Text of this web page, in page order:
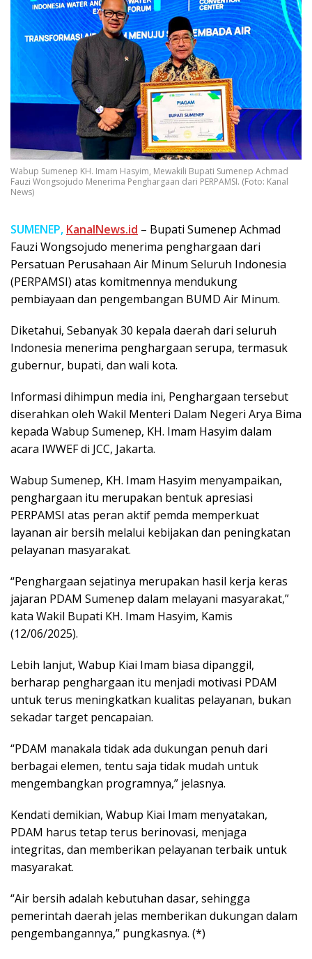
Wabup Sumenep KH. Imam Hasyim, Mewakili Bupati Sumenep Achmad
Fauzi Wongsojudo Menerima Penghargaan dari PERPAMSI. (Foto: Kanal
News)
SUMENEP, KanalNews.id – Bupati Sumenep Achmad
Fauzi Wongsojudo menerima penghargaan dari
Persatuan Perusahaan Air Minum Seluruh Indonesia
(PERPAMSI) atas komitmennya mendukung
pembiayaan dan pengembangan BUMD Air Minum.
Diketahui, Sebanyak 30 kepala daerah dari seluruh
Indonesia menerima penghargaan serupa, termasuk
gubernur, bupati, dan wali kota.
Informasi dihimpun media ini, Penghargaan tersebut
diserahkan oleh Wakil Menteri Dalam Negeri Arya Bima
kepada Wabup Sumenep, KH. Imam Hasyim dalam
acara IWWEF di JCC, Jakarta.
Wabup Sumenep, KH. Imam Hasyim menyampaikan,
penghargaan itu merupakan bentuk apresiasi
PERPAMSI atas peran aktif pemda memperkuat
layanan air bersih melalui kebijakan dan peningkatan
pelayanan masyarakat.
“Penghargaan sejatinya merupakan hasil kerja keras
jajaran PDAM Sumenep dalam melayani masyarakat,”
kata Wakil Bupati KH. Imam Hasyim, Kamis
(12/06/2025).
Lebih lanjut, Wabup Kiai Imam biasa dipanggil,
berharap penghargaan itu menjadi motivasi PDAM
untuk terus meningkatkan kualitas pelayanan, bukan
sekadar target pencapaian.
“PDAM manakala tidak ada dukungan penuh dari
berbagai elemen, tentu saja tidak mudah untuk
mengembangkan programnya,” jelasnya.
Kendati demikian, Wabup Kiai Imam menyatakan,
PDAM harus tetap terus berinovasi, menjaga
integritas, dan memberikan pelayanan terbaik untuk
masyarakat.
“Air bersih adalah kebutuhan dasar, sehingga
pemerintah daerah jelas memberikan dukungan dalam
pengembangannya,” pungkasnya. (*)